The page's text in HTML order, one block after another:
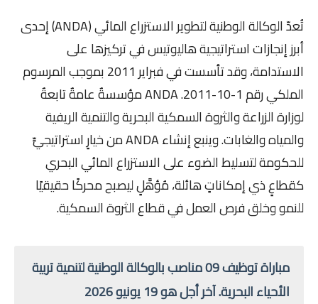
تُعدّ الوكالة الوطنية لتطوير الاستزراع المائي (ANDA) إحدى
أبرز إنجازات استراتيجية هاليوتيس في تركيزها على
الاستدامة، وقد تأسست في فبراير 2011 بموجب المرسوم
الملكي رقم 1-10-2011. ANDA مؤسسةٌ عامةٌ تابعةٌ
لوزارة الزراعة والثروة السمكية البحرية والتنمية الريفية
والمياه والغابات. وينبع إنشاء ANDA من خيارٍ استراتيجيٍّ
للحكومة لتسليط الضوء على الاستزراع المائي البحري
كقطاعٍ ذي إمكاناتٍ هائلة، مُؤهَّلٍ ليصبح محركًا حقيقيًا
للنمو وخلق فرص العمل في قطاع الثروة السمكية.
مباراة توظيف 09 مناصب بالوكالة الوطنية لتنمية تربية
الأحياء البحرية. آخر أجل هو 19 يونيو 2026